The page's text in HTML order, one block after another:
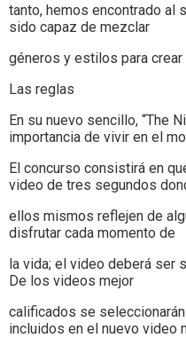
tanto, hemos encontrado al
sido capaz de mezclar
géneros y estilos para crear
Las reglas
En su nuevo sencillo, “The
importancia de vivir en el
El concurso consistirá en
video de tres segundos
ellos mismos reflejen de
disfrutar cada momento de
la vida; el video deberá ser
De los videos mejor
calificados se
incluidos en el nuevo video